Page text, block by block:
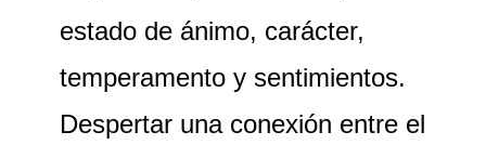
estado de ánimo, carácter,
temperamento y sentimientos.
Despertar una conexión entre el